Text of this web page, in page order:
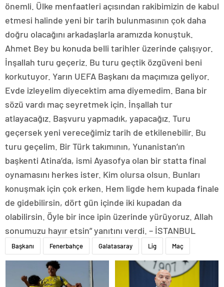
önemli. Ülke menfaatleri açısından rakibimizin de kabul
etmesi halinde yeni bir tarih bulunmasının çok daha
doğru olacağını arkadaşlarla aramızda konuştuk.
Ahmet Bey bu konuda belli tarihler üzerinde çalışıyor.
İnşallah turu geçeriz. Bu turu geçtik özgüveni beni
korkutuyor. Yarın UEFA Başkanı da maçımıza geliyor.
Evde izleyelim diyecektim ama diyemedim. Bana bir
sözü vardı maç seyretmek için. İnşallah tur
atlayacağız. Başvuru yapmadık, yapacağız. Turu
geçersek yeni vereceğimiz tarih de etkilenebilir. Bu
turu geçelim. Bir Türk takımının, Yunanistan’ın
başkenti Atina’da, ismi Ayasofya olan bir statta final
oynamasını herkes ister. Kim olursa olsun. Bunları
konuşmak için çok erken. Hem ligde hem kupada finale
de gidebilirsin, dört gün içinde iki kupadan da
olabilirsin. Öyle bir ince ipin üzerinde yürüyoruz. Allah
sonumuzu hayır etsin” yanıtını verdi. – İSTANBUL
Başkanı Fenerbahçe Galatasaray Lig Maç